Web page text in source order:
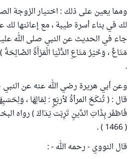
ومما يعين على ذلك : اختيار الزوجة
لك في بناء أسرة طيبة ، مع إعانتها
جاء في الحديث عن النبي صلى الله
.
وعن أبي هريرة رضي الله عنه عن
قال : ( تُنكَحُ المرأةُ لأربَعٍ : لِمَالِهَا ،
( 1466 ) .
قال النووي - رحمه الله - :